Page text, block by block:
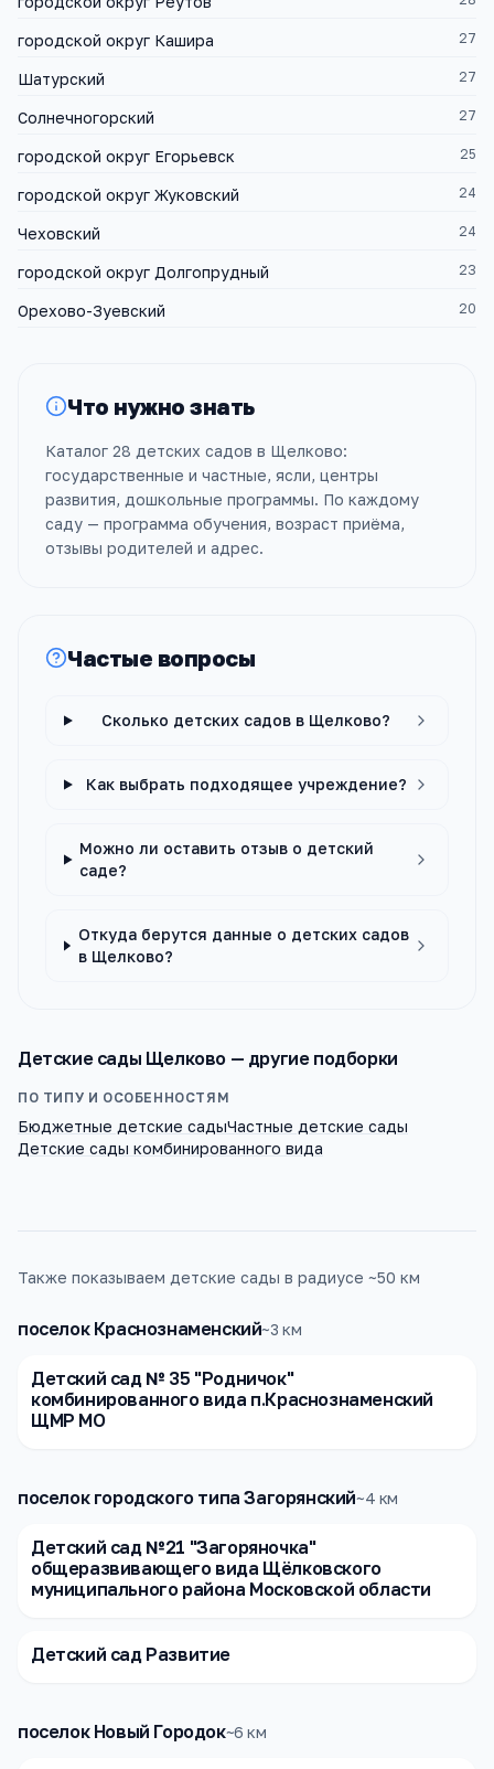
городской округ Кашира 27
Шатурский 27
Солнечногорский 27
городской округ Егорьевск 25
городской округ Жуковский 24
Чеховский 24
городской округ Долгопрудный 23
Орехово-Зуевский 20
Что нужно знать
Каталог 28 детских садов в Щелково:
государственные и частные, ясли, центры
развития, дошкольные программы. По каждому
саду — программа обучения, возраст приёма,
отзывы родителей и адрес.
Частые вопросы
Сколько детских садов в Щелково?
Как выбрать подходящее учреждение?
Можно ли оставить отзыв о детский
саде?
Откуда берутся данные о детских садов
в Щелково?
Детские сады Щелково — другие подборки
ПО ТИПУ И ОСОБЕННОСТЯМ
Бюджетные детские садыЧастные детские сады
Детские сады комбинированного вида
Также показываем детские сады в радиусе ~50 км
поселок Краснознаменский~3 км
Детский сад № 35 "Родничок"
комбинированного вида п.Краснознаменский
ЩМР МО
поселок городского типа Загорянский~4 км
Детский сад №21 "Загоряночка"
общеразвивающего вида Щёлковского
муниципального района Московской области
Детский сад Развитие
поселок Новый Городок~6 км